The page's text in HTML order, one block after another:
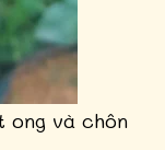
ong và chôn